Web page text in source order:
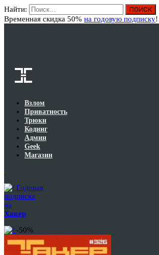
Найти:
Временная скидка 50% на годовую подписку!
Взлом
Приватность
Трюки
Кодинг
Админ
Geek
Магазин
Годовая
подписка
на
Хакер
-50%